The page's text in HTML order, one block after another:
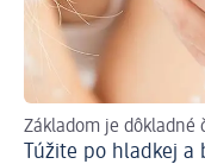
Základom je dôkladné
Túžite po hladkej